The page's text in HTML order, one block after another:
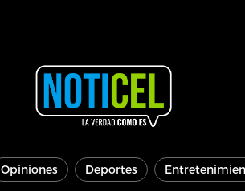
Opiniones Deportes